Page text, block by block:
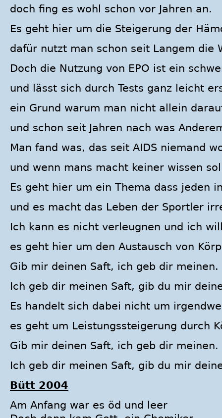
doch fing es wohl schon vor Jahren an.
Es geht hier um die Steigerung der
dafür nutzt man schon seit Langem die
Doch die Nutzung von EPO ist ein
und lässt sich durch Tests ganz leicht
ein Grund warum man nicht allein
und schon seit Jahren nach was
Man fand was, das seit AIDS niemand
und wenn mans macht keiner wissen
Es geht hier um ein Thema dass jeden
und es macht das Leben der Sportler
Ich kann es nicht verleugnen und ich
es geht hier um den Austausch von
Gib mir deinen Saft, ich geb dir meinen.
Ich geb dir meinen Saft, gib du mir
Es handelt sich dabei nicht um
es geht um Leistungssteigerung durch
Gib mir deinen Saft, ich geb dir meinen.
Ich geb dir meinen Saft, gib du mir
Bütt 2004
Am Anfang war es öd und leer